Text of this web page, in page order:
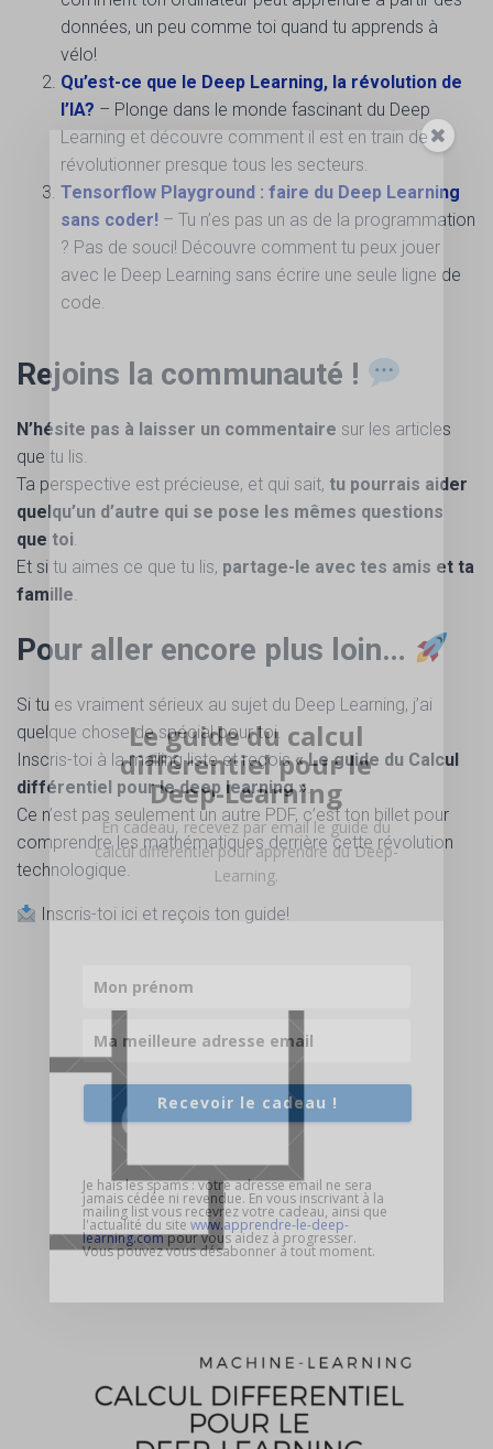
données, un peu comme toi quand tu apprends à
vélo!
Qu’est-ce que le Deep Learning, la révolution de
l’IA? – Plonge dans le monde fascinant du Deep
Learning et découvre comment il est en train de
révolutionner presque tous les secteurs.
Tensorflow Playground : faire du Deep Learning
sans coder! – Tu n’es pas un as de la programmation
? Pas de souci! Découvre comment tu peux jouer
avec le Deep Learning sans écrire une seule ligne de
code.
Rejoins la communauté !
N’hésite pas à laisser un commentaire sur les articles
que tu lis.
Ta perspective est précieuse, et qui sait, tu pourrais aider
quelqu’un d’autre qui se pose les mêmes questions
que toi.
Et si tu aimes ce que tu lis, partage-le avec tes amis et ta
famille.
Pour aller encore plus loin…
Si tu es vraiment sérieux au sujet du Deep Learning, j’ai
quelque chose de spécial pour toi.
Inscris-toi à la mailing liste et reçois« Le guide du Calcul
différentiel pour le deep learning ».
Ce n’est pas seulement un autre PDF, c’est ton billet pour
comprendre les mathématiques derrière cette révolution
technologique.
Inscris-toi ici et reçois ton guide!
Le guide du calcul
différentiel pour le
Deep-Learning
En cadeau, recevez par email le guide du
calcul différentiel pour apprendre du Deep-
Learning.
Recevoir le cadeau !
Je hais les spams : votre adresse email ne sera
jamais cédée ni revendue. En vous inscrivant à la
mailing list vous recevrez votre cadeau, ainsi que
l'actualité du site www.apprendre-le-deep-
learning.compour vous aidez à progresser.
Vous pouvez vous désabonner à tout moment.